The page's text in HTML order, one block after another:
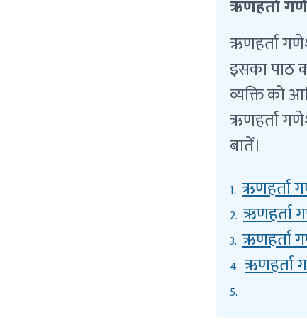
ऋणहर्ता
ऋणहर्ता
इसका पाठ
व्यक्ति को
ऋणहर्ता
बातें।
1. ऋणहर्ता
2. ऋणहर्ता
3. ऋणहर्ता
4. ऋणहर्ता
5.